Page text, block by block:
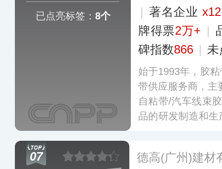
已点亮标签： 8个
| 著名企业
牌得票2万+ |
碑指数866 | 未
始于1993年，胶
带供应服务商，主
自粘带/汽车线束
品的研发制造和
100多个国家和地
07 德高(广州)建材